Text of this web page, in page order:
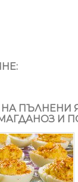
ПЪЛНЕНИ
И